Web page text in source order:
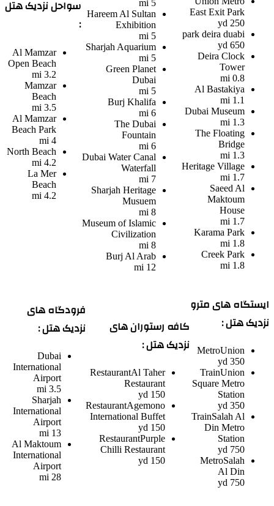
East Exit Park
250 yd
park deira duabi
650 yd
Deira Clock
Tower
0.8 mi
Al Bastakiya
1.1 mi
Dubai Museum
1.3 mi
The Floating
Bridge
1.3 mi
Heritage Village
1.7 mi
Saeed Al
Maktoum
House
1.7 mi
Karama Park
1.8 mi
Creek Park
1.8 mi
5 mi
Hareem Al Sultan
Exhibition
5 mi
Sharjah Aquarium
5 mi
Green Planet
Dubai
5 mi
Burj Khalifa
6 mi
The Dubai
Fountain
6 mi
Dubai Water Canal
Waterfall
7 mi
Sharjah Heritage
Musuem
8 mi
Museum of Islamic
Civilization
8 mi
Burj Al Arab
12 mi
سواحل نزدیک هتل
:
Al Mamzar
Open Beach
3.2 mi
Mamzar
Beach
3.5 mi
Al Mamzar
Beach Park
4 mi
North Beach
4.2 mi
La Mer
Beach
4.2 mi
ایستگاه های مترو
نزدیک هتل :
MetroUnion
350 yd
TrainUnion
Square Metro
Station
350 yd
TrainSalah Al
Din Metro
Station
750 yd
MetroSalah
Al Din
750 yd
کافه رستوران های
نزدیک هتل :
RestaurantAl Taher
Restaurant
150 yd
RestaurantAgemono
International Buffet
150 yd
RestaurantPurple
Chilli Restaurant
150 yd
فرودگاه های
نزدیک هتل :
Dubai
International
Airport
3.5 mi
Sharjah
International
Airport
13 mi
Al Maktoum
International
Airport
28 mi